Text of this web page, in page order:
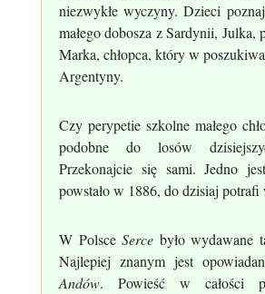
niezwykłe wyczyny. Dzieci
małego dobosza z Sardynii,
Marka, chłopca, który w
Argentyny.
Czy perypetie szkolne małego
podobne do losów
Przekonajcie się sami. Jedno
powstało w 1886, do dzisiaj potrafi
W PolsceSerce było wydawane
Najlepiej znanym jest
Andów. Powieść w całości